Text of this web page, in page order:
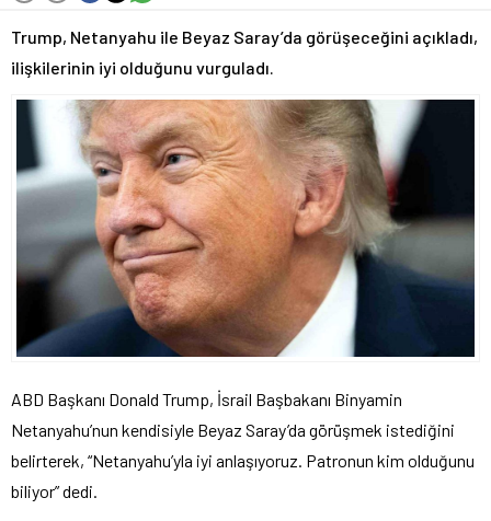
Trump, Netanyahu ile Beyaz Saray’da görüşeceğini açıkladı,
ilişkilerinin iyi olduğunu vurguladı.
ABD Başkanı Donald Trump, İsrail Başbakanı Binyamin
Netanyahu’nun kendisiyle Beyaz Saray’da görüşmek istediğini
belirterek, “Netanyahu’yla iyi anlaşıyoruz. Patronun kim olduğunu
biliyor” dedi.